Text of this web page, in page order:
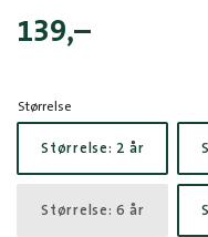
139,–
Størrelse
Størrelse: 2 år
Størrelse: 6 år